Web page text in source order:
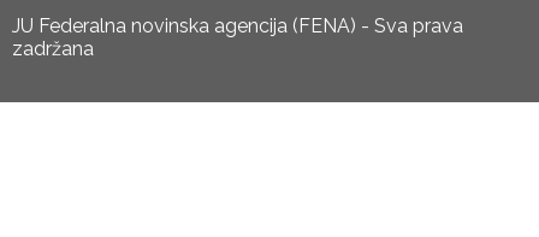
JU Federalna novinska agencija (FENA) - Sva prava
zadržana